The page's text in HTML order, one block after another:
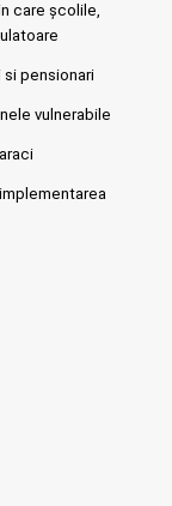
care școlile,
pensionari
vulnerabile